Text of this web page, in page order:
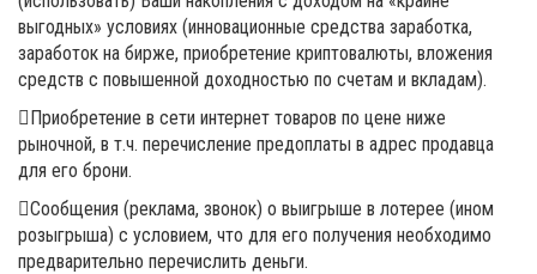
выгодных» условиях (инновационные средства заработка,
заработок на бирже, приобретение криптовалюты, вложения
средств с повышенной доходностью по счетам и вкладам).
Приобретение в сети интернет товаров по цене ниже
рыночной, в т.ч. перечисление предоплаты в адрес продавца
для его брони.
Сообщения (реклама, звонок) о выигрыше в лотерее (ином
розыгрыша) с условием, что для его получения необходимо
предварительно перечислить деньги.